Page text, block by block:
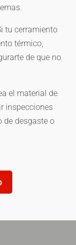
tu cerramiento
térmico,
de que no
el material de
inspecciones
de desgaste o